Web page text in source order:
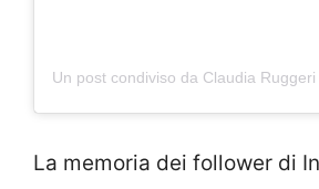
La memoria dei follower di